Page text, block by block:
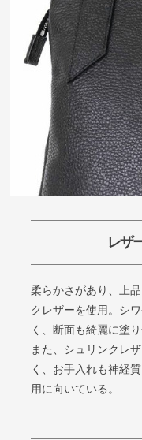
レザ
柔らかさがあり、上
クレザーを使用。シ
く、断面も綺麗に塗
また、シュリンクレ
く、お手入れも神経
用に向いている。